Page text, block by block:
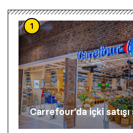
1
Carrefour’da içki